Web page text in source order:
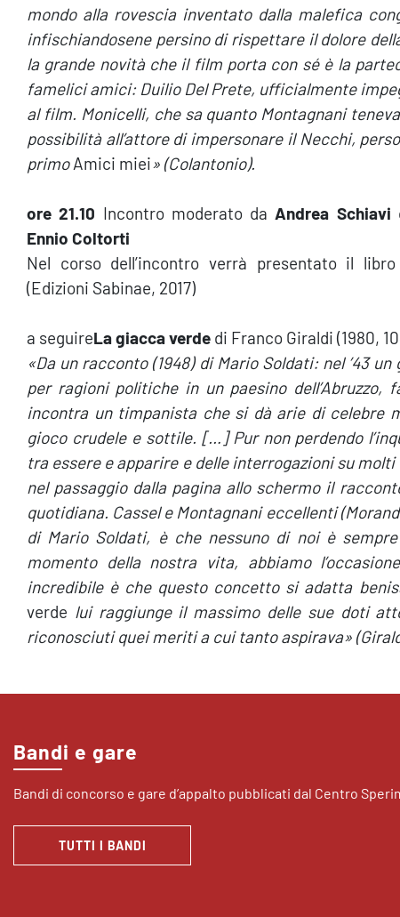
mondo alla rovescia inventato dalla malefica
infischiandosene persino di rispettare il dolore
la grande novità che il film porta con sé è la
famelici amici: Duilio Del Prete, ufficialmente
al film. Monicelli, che sa quanto Montagnani
possibilità all’attore di impersonare il Necchi,
primoAmici miei» (Colantonio).
ore 21.10 Incontro moderato da Andrea Schiavi
Ennio Coltorti
Nel corso dell’incontro verrà presentato il
(Edizioni Sabinae, 2017)
a seguireLa giacca verde di Franco Giraldi (1980,
«Da un racconto (1948) di Mario Soldati: nel ’43
per ragioni politiche in un paesino
incontra un timpanista che si dà arie di celebre
gioco crudele e sottile. […] Pur non perdendo
tra essere e apparire e delle interrogazioni su
nel passaggio dalla pagina allo schermo il
quotidiana. Cassel e Montagnani eccellenti
di Mario Soldati, è che nessuno di noi è
momento della nostra vita, abbiamo
incredibile è che questo concetto si adatta
verde lui raggiunge il massimo delle sue doti
riconosciuti quei meriti a cui tanto aspirava»
Bandi e gare
Bandi di concorso e gare d’appalto pubblicati dal Centro
TUTTI I BANDI